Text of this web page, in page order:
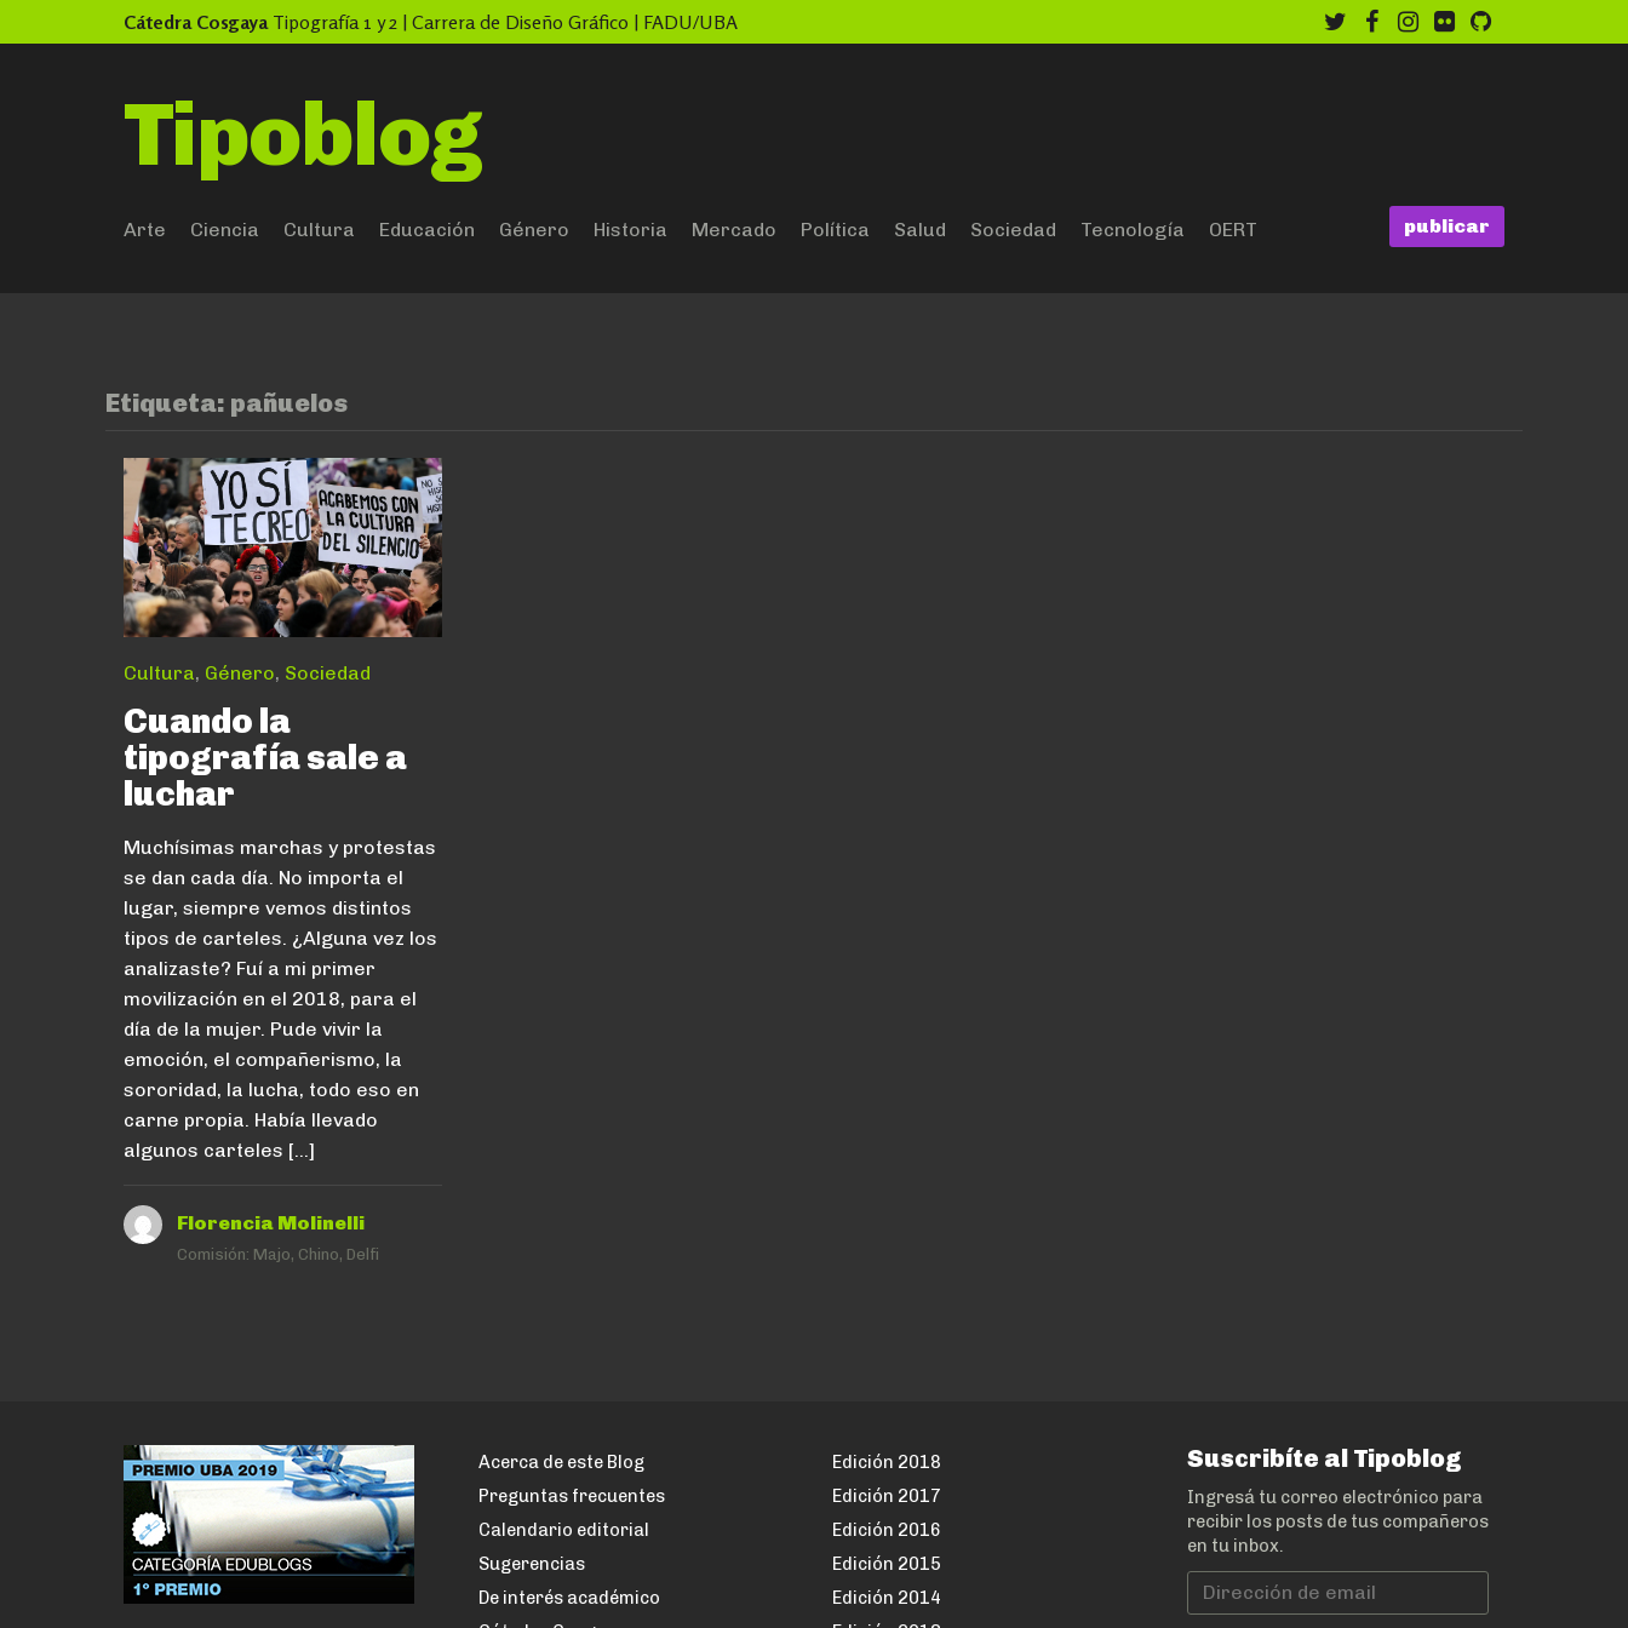
Skip
to
Cátedra CosgayaTipografía 1 y 2 | Carrera de Diseño Gráfico | FADU/UBA
twitterfacebookinstagram
flickr
Tipoblog
Arte Ciencia Cultura Educación Género Historia Mercado Política Salud Sociedad Tecnología OERT publicar
Etiqueta: pañuelos
Cultura, Género, Sociedad
Cuando la
tipografía sale a
luchar
Muchísimas marchas y protestas
se dan cada día. No importa el
lugar, siempre vemos distintos
tipos de carteles. ¿Alguna vez los
analizaste? Fuí a mi primer
movilización en el 2018, para el
día de la mujer. Pude vivir la
emoción, el compañerismo, la
sororidad, la lucha, todo eso en
carne propia. Había llevado
algunos carteles […]
Florencia Molinelli
Comisión: Majo, Chino, Delfi
Acerca de este Blog
Preguntas frecuentes
Calendario editorial
Sugerencias
De interés académico
Edición 2018
Edición 2017
Edición 2016
Edición 2015
Edición 2014
Suscribíte al Tipoblog
Ingresá tu correo electrónico para
recibir los posts de tus compañeros
en tu inbox.
Dirección
de